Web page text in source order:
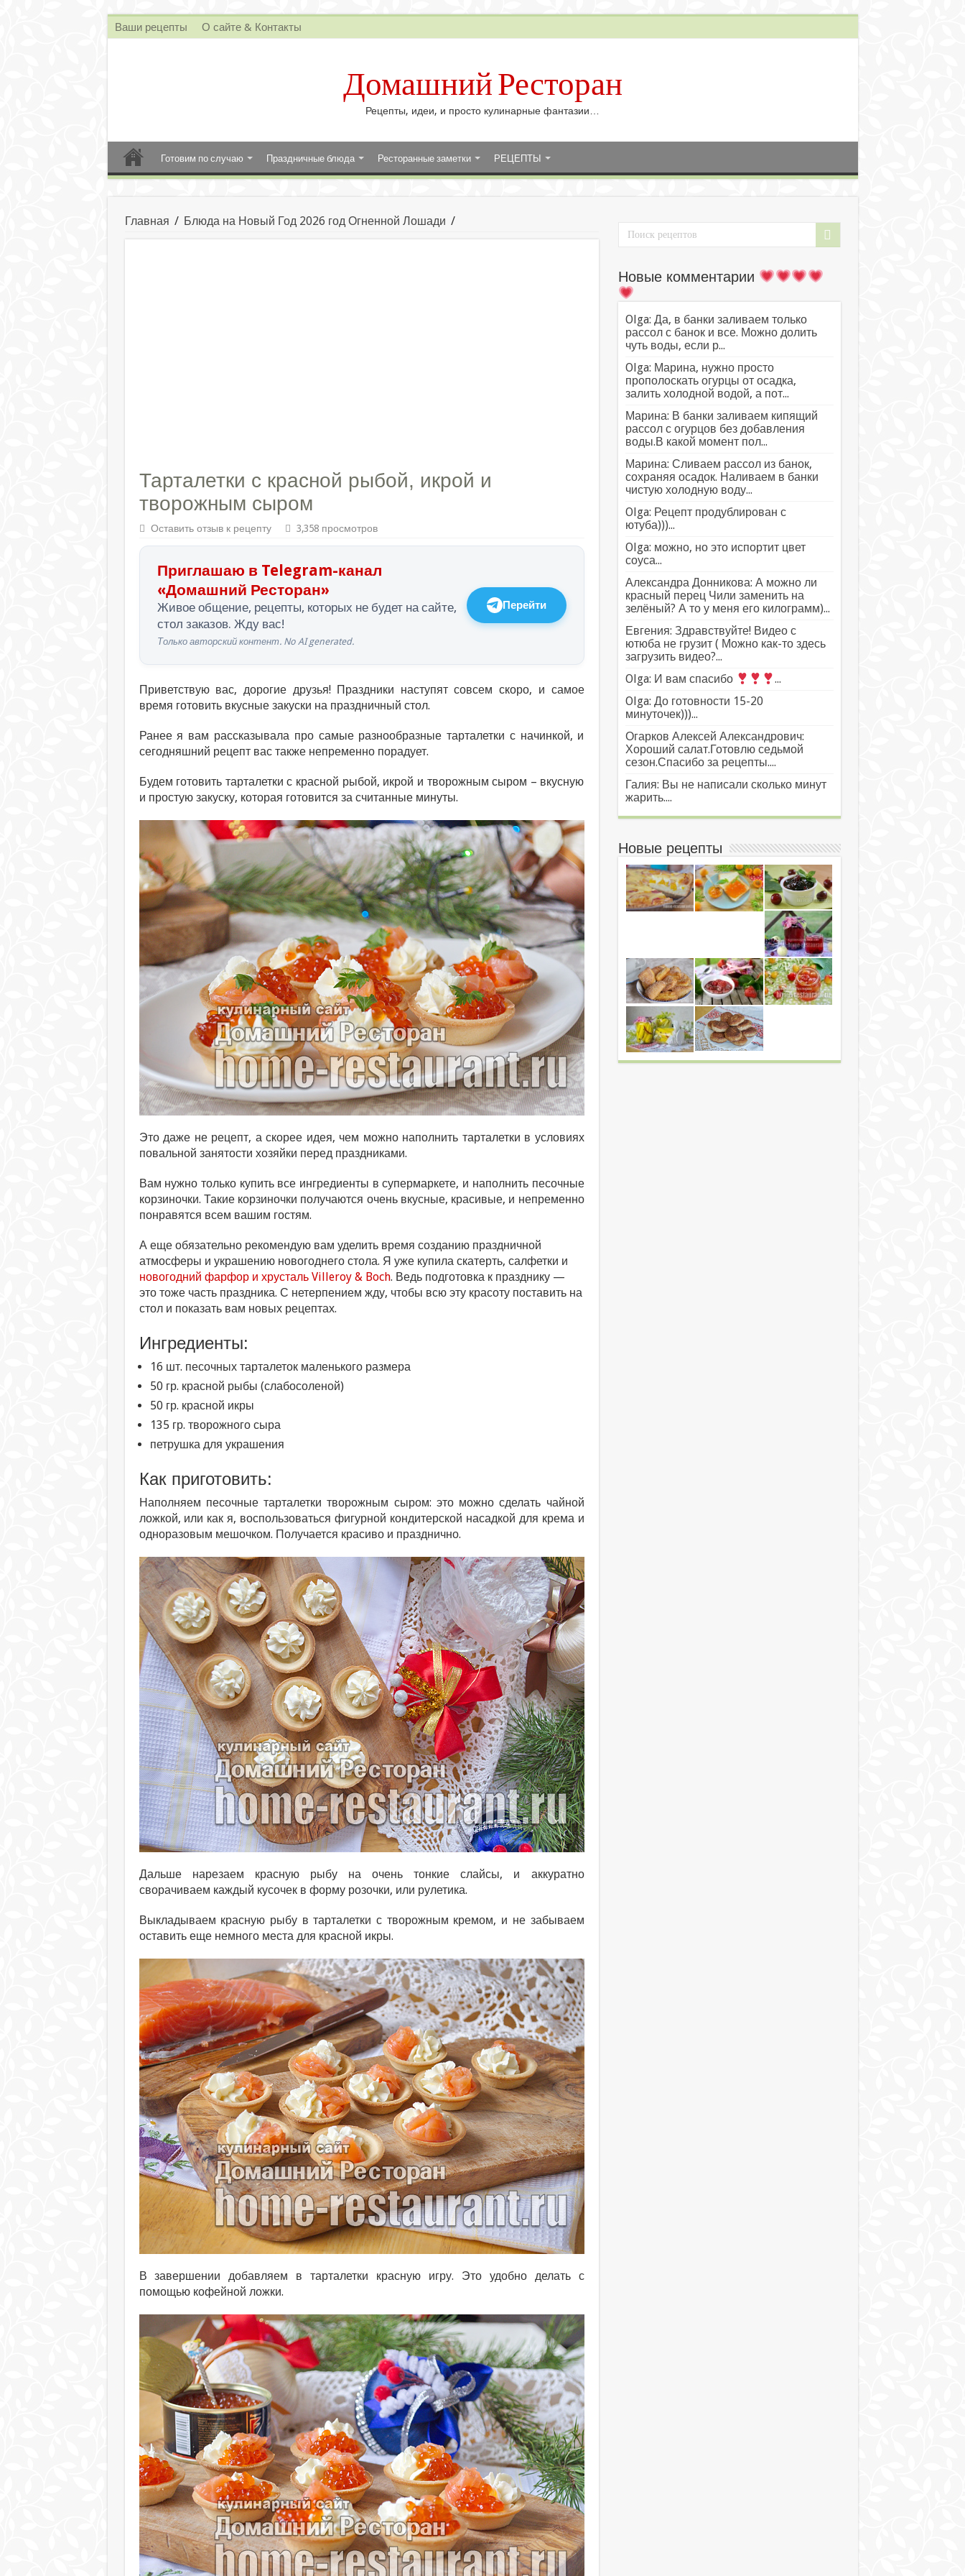
Ваши рецепты О сайте & Контакты
Домашний Ресторан
Рецепты, идеи, и просто кулинарные фантазии…
Готовим по случаю Праздничные блюда Ресторанные заметки РЕЦЕПТЫ
Главная / Блюда на Новый Год 2026 год Огненной Лошади /
Тарталетки с красной рыбой, икрой и
творожным сыром
Оставить отзыв к рецепту 3,358 просмотров
Приглашаю в Telegram-канал
«Домашний Ресторан»
Живое общение, рецепты, которых не будет на сайте,
стол заказов. Жду вас!
Только авторский контент. No AI generated.
Перейти
Приветствую вас, дорогие друзья! Праздники наступят совсем скоро, и самое
время готовить вкусные закуски на праздничный стол.
Ранее я вам рассказывала про самые разнообразные тарталетки с начинкой, и
сегодняшний рецепт вас также непременно порадует.
Будем готовить тарталетки с красной рыбой, икрой и творожным сыром – вкусную
и простую закуску, которая готовится за считанные минуты.
Это даже не рецепт, а скорее идея, чем можно наполнить тарталетки в условиях
повальной занятости хозяйки перед праздниками.
Вам нужно только купить все ингредиенты в супермаркете, и наполнить песочные
корзиночки. Такие корзиночки получаются очень вкусные, красивые, и непременно
понравятся всем вашим гостям.
А еще обязательно рекомендую вам уделить время созданию праздничной
атмосферы и украшению новогоднего стола. Я уже купила скатерть, салфетки и
новогодний фарфор и хрусталь Villeroy & Boch. Ведь подготовка к празднику —
это тоже часть праздника. С нетерпением жду, чтобы всю эту красоту поставить на
стол и показать вам новых рецептах.
Ингредиенты:
16 шт. песочных тарталеток маленького размера
50 гр. красной рыбы (слабосоленой)
50 гр. красной икры
135 гр. творожного сыра
петрушка для украшения
Как приготовить:
Наполняем песочные тарталетки творожным сыром: это можно сделать чайной
ложкой, или как я, воспользоваться фигурной кондитерской насадкой для крема и
одноразовым мешочком. Получается красиво и празднично.
Дальше нарезаем красную рыбу на очень тонкие слайсы, и аккуратно
сворачиваем каждый кусочек в форму розочки, или рулетика.
Выкладываем красную рыбу в тарталетки с творожным кремом, и не забываем
оставить еще немного места для красной икры.
В завершении добавляем в тарталетки красную игру. Это удобно делать с
помощью кофейной ложки.
Новые комментарии
Olga: Да, в банки заливаем только
рассол с банок и все. Можно долить
чуть воды, если р...
Olga: Марина, нужно просто
прополоскать огурцы от осадка,
залить холодной водой, а пот...
Марина: В банки заливаем кипящий
рассол с огурцов без добавления
воды.В какой момент пол...
Марина: Сливаем рассол из банок,
сохраняя осадок. Наливаем в банки
чистую холодную воду...
Olga: Рецепт продублирован с
ютуба)))...
Olga: можно, но это испортит цвет
соуса...
Александра Донникова: А можно ли
красный перец Чили заменить на
зелёный? А то у меня его килограмм)...
Евгения: Здравствуйте! Видео с
ютюба не грузит ( Можно как-то здесь
загрузить видео?...
Olga: И вам спасибо
...
Olga: До готовности 15-20
минуточек)))...
Огарков Алексей Александрович:
Хороший салат.Готовлю седьмой
сезон.Спасибо за рецепты....
Галия: Вы не написали сколько минут
жарить....
Новые рецепты